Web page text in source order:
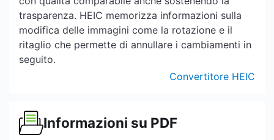
trasparenza. HEIC memorizza informazioni sulla
modifica delle immagini come la rotazione e il
ritaglio che permette di annullare i cambiamenti in
seguito.
Convertitore HEIC
Informazioni su PDF